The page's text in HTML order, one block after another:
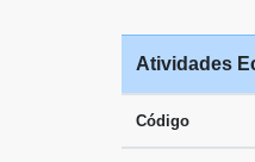
Atividades
Código